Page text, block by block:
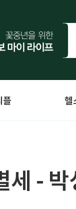
플 헬
-